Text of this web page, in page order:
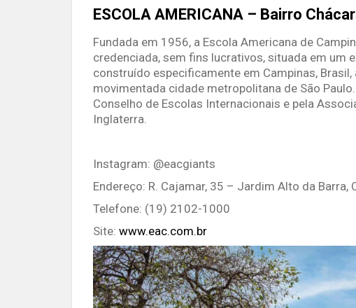
ESCOLA AMERICANA – Bairro
Fundada em 1956, a Escola Americana de
credenciada, sem fins lucrativos, situada em um
construído especificamente em Campinas,
movimentada cidade metropolitana de São
Conselho de Escolas Internacionais e pela
Inglaterra.
Instagram: @eacgiants
Endereço: R. Cajamar, 35 – Jardim Alto da Barra,
Telefone: (19) 2102-1000
Site: www.eac.com.br